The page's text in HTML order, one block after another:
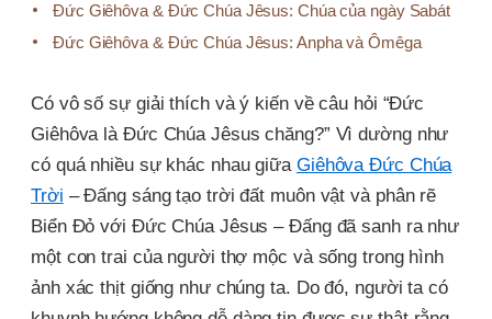
Đức Giêhôva & Đức Chúa Jêsus: Chúa của ngày Sabát
Đức Giêhôva & Đức Chúa Jêsus: Anpha và Ômêga
Có vô số sự giải thích và ý kiến về câu hỏi “Đức
Giêhôva là Đức Chúa Jêsus chăng?” Vì dường như
có quá nhiều sự khác nhau giữa Giêhôva Đức Chúa
Trời – Đấng sáng tạo trời đất muôn vật và phân rẽ
Biển Đỏ với Đức Chúa Jêsus – Đấng đã sanh ra như
một con trai của người thợ mộc và sống trong hình
ảnh xác thịt giống như chúng ta. Do đó, người ta có